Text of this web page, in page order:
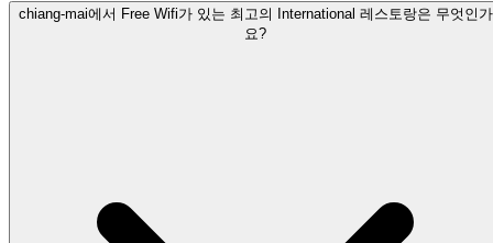
chiang-mai에서 Free Wifi가 있는 최고의 International 레스토랑은 무엇인가
요?